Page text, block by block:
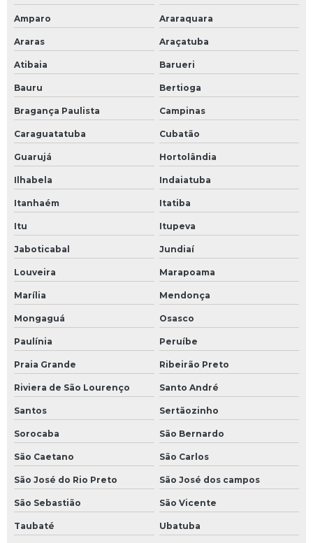
Fabricante de totem de pagamento
Amparo Araraquara
Araras Araçatuba
Atibaia Barueri
Bauru Bertioga
Bragança Paulista Campinas
Caraguatatuba Cubatão
Guarujá Hortolândia
Ilhabela Indaiatuba
Itanhaém Itatiba
Itu Itupeva
Jaboticabal Jundiaí
Louveira Marapoama
Marília Mendonça
Mongaguá Osasco
Paulínia Peruíbe
Praia Grande Ribeirão Preto
Riviera de São Lourenço Santo André
Santos Sertãozinho
Sorocaba São Bernardo
São Caetano São Carlos
São José do Rio Preto São José dos campos
São Sebastião São Vicente
Taubaté Ubatuba